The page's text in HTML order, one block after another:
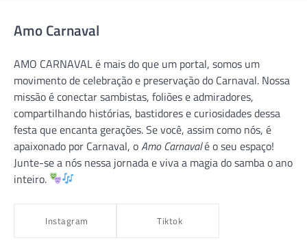
Amo Carnaval
AMO CARNAVAL é mais do que um portal, somos um
movimento de celebração e preservação do Carnaval. Nossa
missão é conectar sambistas, foliões e admiradores,
compartilhando histórias, bastidores e curiosidades dessa
festa que encanta gerações. Se você, assim como nós, é
apaixonado por Carnaval, oAmo Carnavalé o seu espaço!
Junte-se a nós nessa jornada e viva a magia do samba o ano
inteiro.
Instagram Tiktok